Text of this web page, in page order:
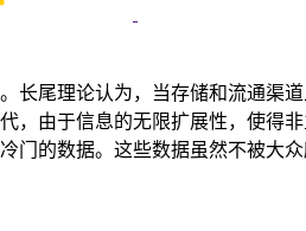
长尾理论认为，当存储和流通渠
，由于信息的无限扩展性，使得
门的数据。这些数据虽然不被大